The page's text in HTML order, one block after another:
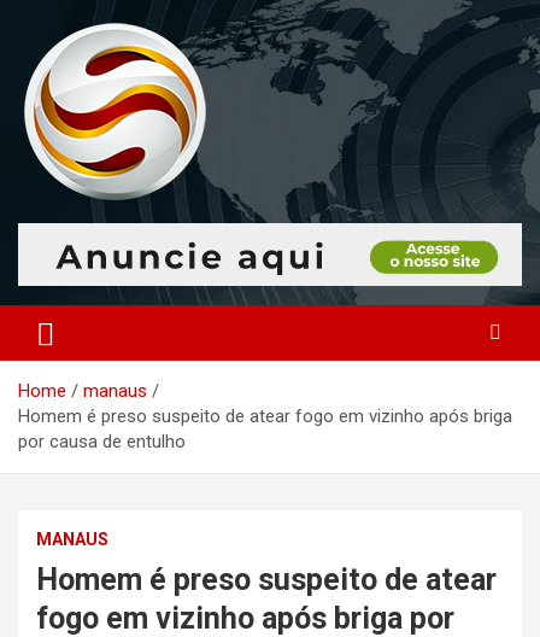
content
Portal Monitoramento
O portal que manitora a notícias para você!
Home
manaus
Homem é preso suspeito de atear fogo em vizinho após briga
por causa de entulho
MANAUS
Homem é preso suspeito de atear
fogo em vizinho após briga por